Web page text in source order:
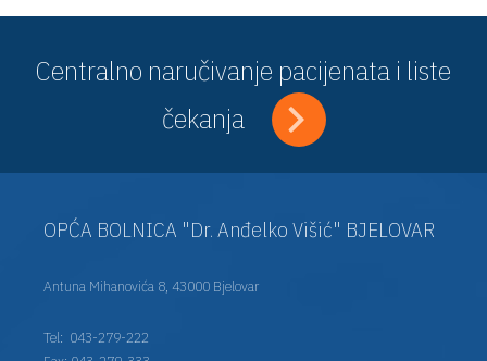
Centralno naručivanje pacijenata i liste
čekanja
OPĆA BOLNICA "Dr. Anđelko Višić" BJELOVAR
Antuna Mihanovića 8, 43000 Bjelovar
Tel: 043-279-222